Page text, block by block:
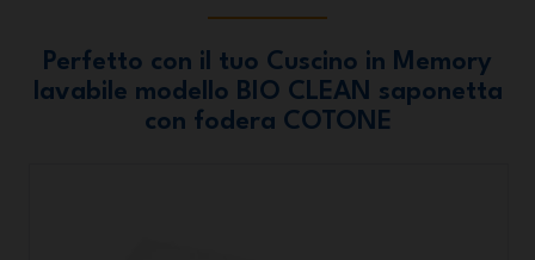
Perfetto con il tuo Cuscino in Memory
lavabile modello BIO CLEAN saponetta
con fodera COTONE